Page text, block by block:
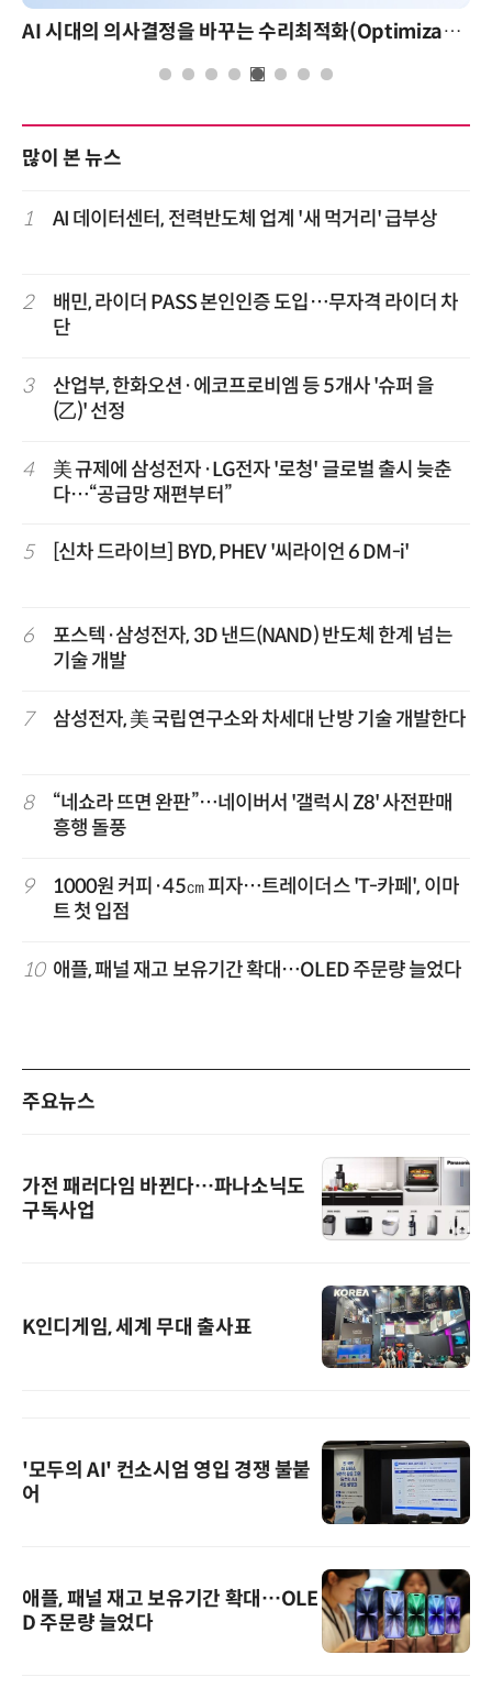
AI 시대의 의사결정을 바꾸는 수리최적화(Optimization): 실제 산업 적용 사례와 활용 전략
많이 본 뉴스
1 AI 데이터센터, 전력반도체 업계 '새 먹거리' 급부상
2
배민, 라이더 PASS 본인인증 도입…무자격 라이더 차
단
3
산업부, 한화오션·에코프로비엠 등 5개사 '슈퍼 을
(乙)' 선정
4
美 규제에 삼성전자·LG전자 '로청' 글로벌 출시 늦춘
다…“공급망 재편부터”
5 [신차 드라이브] BYD, PHEV '씨라이언 6 DM-i'
6
포스텍·삼성전자, 3D 낸드(NAND) 반도체 한계 넘는
기술 개발
7 삼성전자, 美 국립연구소와 차세대 난방 기술 개발한다
8
“네쇼라 뜨면 완판”…네이버서 '갤럭시 Z8' 사전판매
흥행 돌풍
9
1000원 커피·45㎝ 피자…트레이더스 'T-카페', 이마
트 첫 입점
10 애플, 패널 재고 보유기간 확대…OLED 주문량 늘었다
주요뉴스
가전 패러다임 바뀐다…파나소닉도
구독사업
K인디게임, 세계 무대 출사표
'모두의 AI' 컨소시엄 영입 경쟁 불붙
어
애플, 패널 재고 보유기간 확대…OLE
D 주문량 늘었다